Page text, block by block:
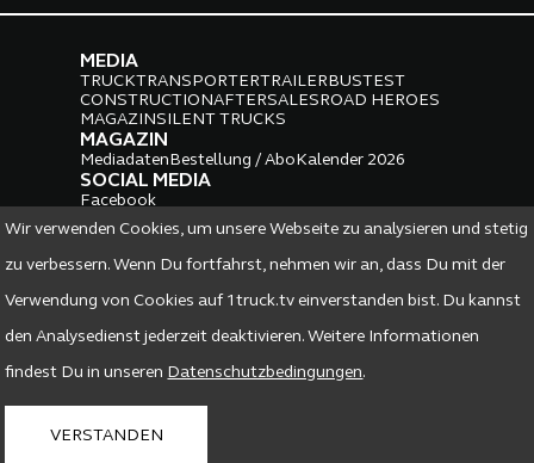
Wir verwenden Cookies, um unsere Webseite zu analysieren und stetig
zu verbessern. Wenn Du fortfahrst, nehmen wir an, dass Du mit der
Verwendung von Cookies auf 1truck.tv einverstanden bist. Du kannst
den Analysedienst jederzeit deaktivieren. Weitere Informationen
findest Du in unseren Datenschutzbedingungen.
VERSTANDEN
MEDIA
TRUCKTRANSPORTERTRAILERBUSTEST
CONSTRUCTIONAFTERSALESROAD HEROES
MAGAZINSILENT TRUCKS
MAGAZIN
MediadatenBestellung / AboKalender 2026
SOCIAL MEDIA
Facebook
Instagram LinkedIn
IMPRESSUM